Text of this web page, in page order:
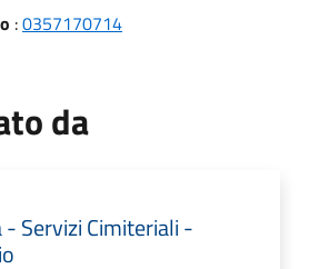
:0357170714
da
- Servizi Cimiteriali -